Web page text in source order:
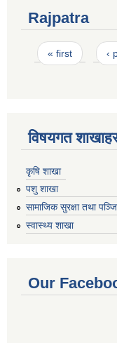
Rajpatra
Pages
« first ‹
विषयगत
कृषि शाखा
पशु शाखा
सामाजिक सुरक्षा तथा
स्वास्थ्य शाखा
Our